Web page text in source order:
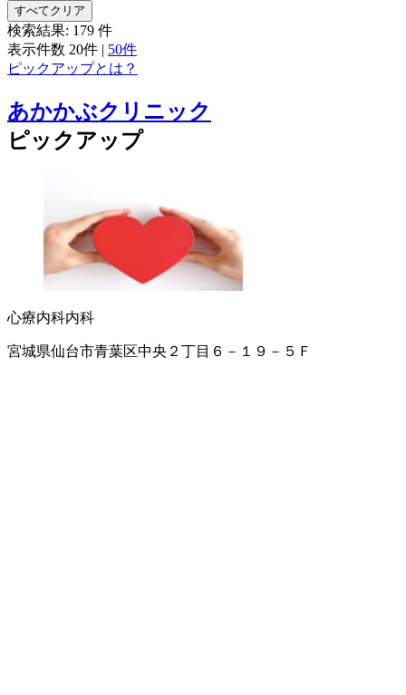
すべてクリア
検索結果: 179 件
表示件数 20件 | 50件
ピックアップとは？
あかかぶクリニック
ピックアップ
心療内科内科
宮城県仙台市青葉区中央２丁目６－１９－５Ｆ